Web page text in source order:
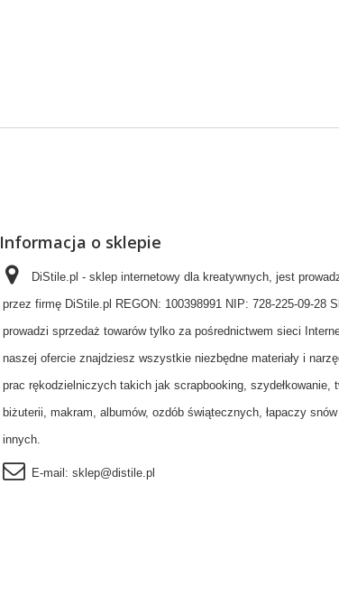
Informacja o sklepie
DiStile.pl - sklep internetowy dla kreatywnych, jest
przez firmę DiStile.pl REGON: 100398991 NIP: 728-225-09-28
prowadzi sprzedaż towarów tylko za pośrednictwem sieci
naszej ofercie znajdziesz wszystkie niezbędne materiały i
prac rękodzielniczych takich jak scrapbooking, szydełkowanie,
biżuterii, makram, albumów, ozdób świątecznych, łapaczy
innych.
E-mail: sklep@distile.pl